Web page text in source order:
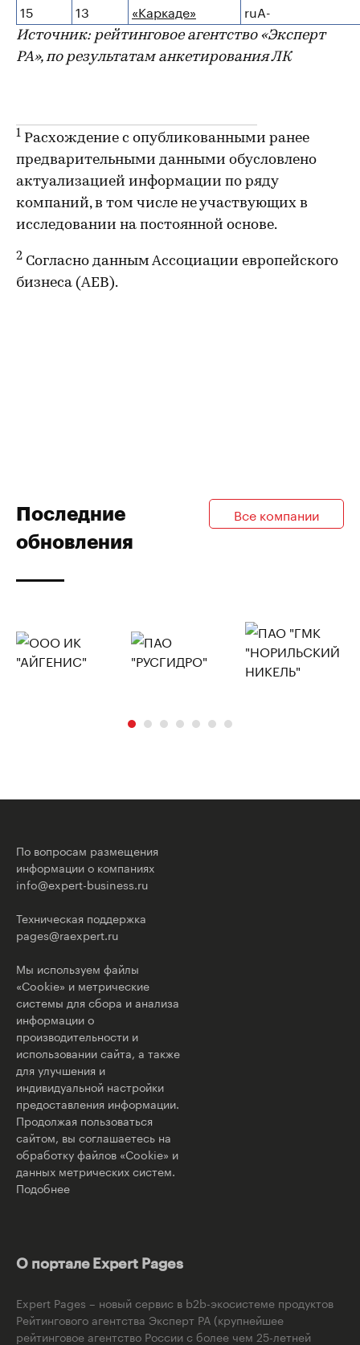
15
13 «Каркаде» ruA-
Источник: рейтинговое агентство «Эксперт
РА», по результатам анкетирования ЛК
1 Расхождение с опубликованными ранее
предварительными данными обусловлено
актуализацией информации по ряду
компаний, в том числе не участвующих в
исследовании на постоянной основе.
2 Согласно данным Ассоциации европейского
бизнеса (AEB).
Последние
обновления
Все компании
По вопросам размещения
информации о компаниях
info@expert-business.ru
Техническая поддержка
pages@raexpert.ru
Мы используем файлы
«Cookie» и метрические
системы для сбора и анализа
информации о
производительности и
использовании сайта, а также
для улучшения и
индивидуальной настройки
предоставления информации.
Продолжая пользоваться
сайтом, вы соглашаетесь на
обработку файлов «Cookie» и
данных метрических систем.
Подобнее
О портале Expert Pages
Expert Pages – новый сервис в b2b-экосистеме продуктов
Рейтингового агентства Эксперт РА (крупнейшее
рейтинговое агентство России с более чем 25-летней